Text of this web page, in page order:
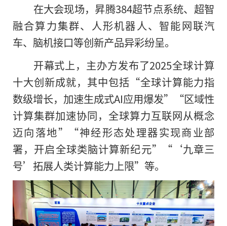
在大会现场，昇腾384超节点系统、超智
融合算力集群、人形机器人、智能网联汽
车、脑机接口等创新产品异彩纷呈。
开幕式上，主办方发布了2025全球计算
十大创新成就，其中包括“全球计算能力指
数级增长，加速生成式AI应用爆发”“区域性
计算集群加速协同，全球算力互联网从概念
迈向落地”“神经形态处理器实现商业部
署，开启全球类脑计算新纪元”“‘九章三
号’拓展人类计算能力上限”等。